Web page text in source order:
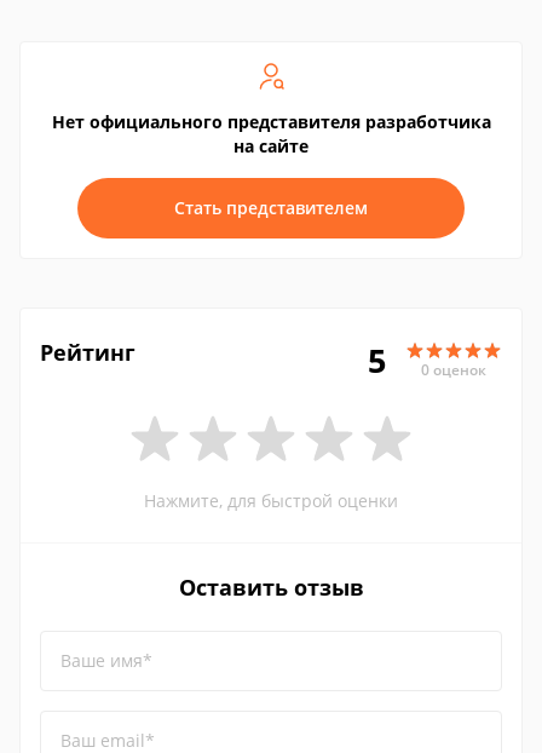
Нет официального представителя разработчика
на сайте
Стать представителем
Рейтинг 5 0 оценок
Нажмите, для быстрой оценки
Оставить отзыв
Ваше имя*
Ваш email*